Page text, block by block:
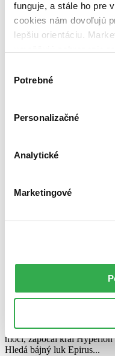
funguje, a stále ho pre
cookies nám dovoľujú
lepšiu orientáciu.
keby sme mohli
súhlasu
Potrebné
Personalizačné
Analytické
Marketingové
CZ
Mickey Rourke
ďalší
Dlouhé věky od dob, kdy
Titánům, se zjevuje nové
moci, započal král
Hledá bájný luk Epirus...